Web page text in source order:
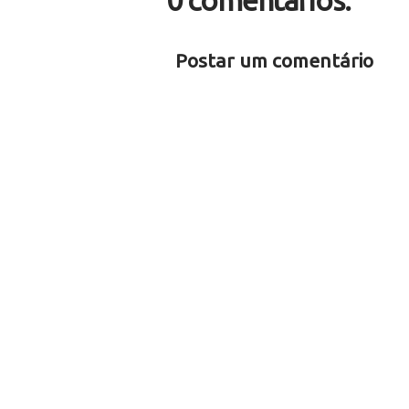
Postar um comentário